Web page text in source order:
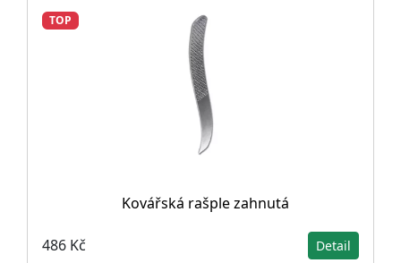
TOP
Kovářská rašple zahnutá
486 Kč Detail